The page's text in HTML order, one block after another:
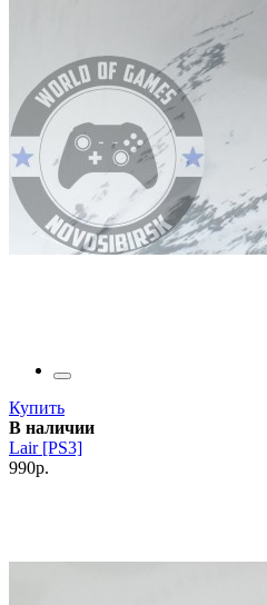
Купить
В наличии
Lair [PS3]
990р.